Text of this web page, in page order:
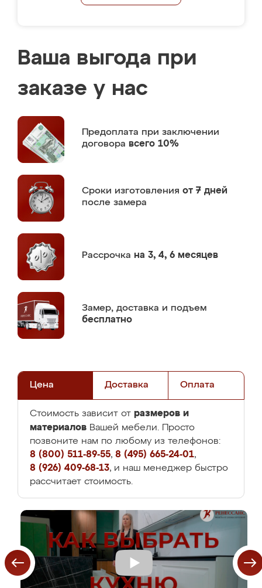
Ваша выгода при
заказе у нас
Предоплата при заключении
договора всего 10%
Сроки изготовления от 7 дней
после замера
Рассрочка на 3, 4, 6 месяцев
Замер, доставка и подъем
бесплатно
Цена Доставка Оплата
Стоимость зависит от размеров и
материалов Вашей мебели. Просто
позвоните нам по любому из телефонов:
8 (800) 511-89-55, 8 (495) 665-24-01,
8 (926) 409-68-13, и наш менеджер быстро
рассчитает стоимость.